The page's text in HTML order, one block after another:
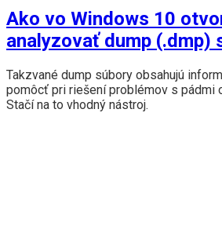
Ako vo Windows 10
analyzovať dump (.dmp)
Takzvané dump súbory obsahujú
pomôcť pri riešení problémov s pádmi
Stačí na to vhodný nástroj.